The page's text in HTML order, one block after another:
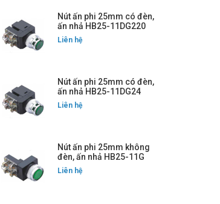
Nút ấn phi 25mm có đèn,
ấn nhả HB25-11DG220
Liên hệ
Nút ấn phi 25mm có đèn,
ấn nhả HB25-11DG24
Liên hệ
Nút ấn phi 25mm không
đèn, ấn nhả HB25-11G
Liên hệ